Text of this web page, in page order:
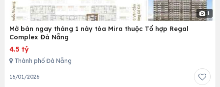
1
Mở bán ngay tháng 1 này tòa Mira thuộc Tổ hợp Regal
Complex Đà Nẵng
4.5 tỷ
Thành phố Đà Nẵng
16/01/2026